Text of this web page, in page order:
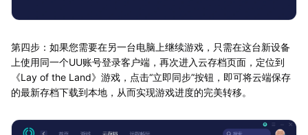
第四步：如果您需要在另一台电脑上继续游戏，只需在这台新设备
上使用同一个UU账号登录客户端，再次进入云存档页面，定位到
《Lay of the Land》游戏，点击“立即同步”按钮，即可将云端保存
的最新存档下载到本地，从而实现游戏进度的完美转移。